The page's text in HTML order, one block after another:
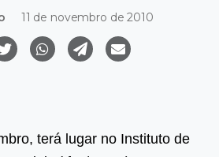
11 de novembro de 2010
terá lugar no Instituto de